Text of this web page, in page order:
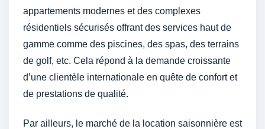
appartements modernes et des complexes
résidentiels sécurisés offrant des services haut de
gamme comme des piscines, des spas, des terrains
de golf, etc. Cela répond à la demande croissante
d’une clientèle internationale en quête de confort et
de prestations de qualité.
Par ailleurs, le marché de la location saisonnière est